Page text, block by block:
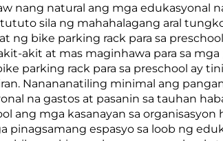
nang natural ang mga edukasyonal
sila ng mahahalagang aral
ng bike parking rack para sa
akit at mas maginhawa para sa
parking rack para sa preschool ay
Nanananatiling minimal ang
na gastos at pasanin sa tauhan
ang mga kasanayan sa
pinagsamang espasyo sa loob ng